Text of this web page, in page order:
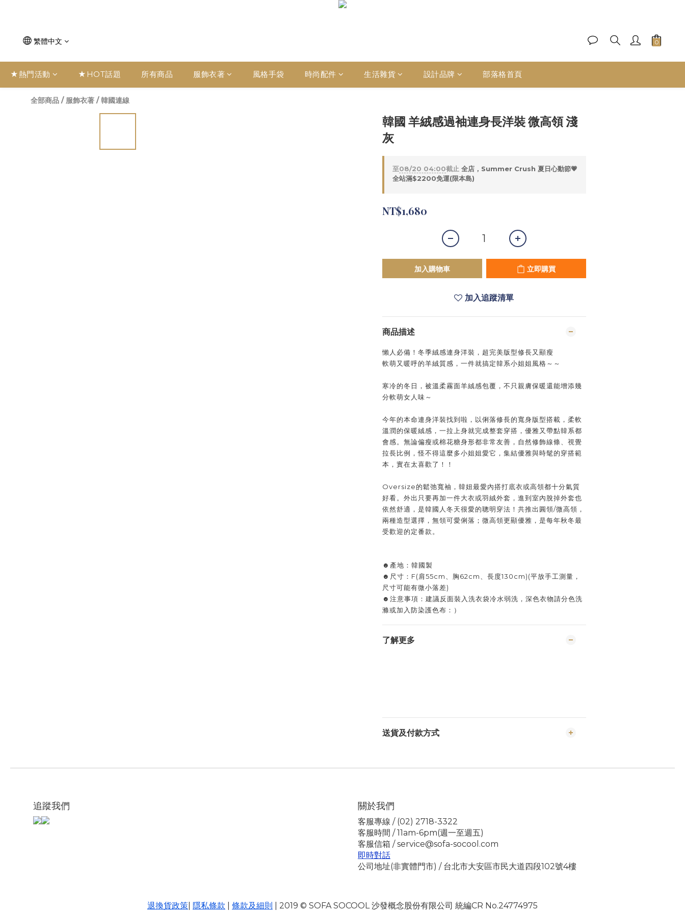
繁體中文
★熱門活動 ★HOT話題 所有商品 服飾衣著 風格手袋 時尚配件 生活雜貨 設計品牌 部落格首頁
全部商品 / 服飾衣著 /韓國連線
韓國 羊絨感過袖連身長洋裝 微高領 淺
灰
至08/20 04:00截止 全店，Summer Crush 夏日心動節💗
全站滿$2200免運(限本島)
NT$1,680
加入購物車 立即購買
加入追蹤清單
商品描述
懶人必備！冬季絨感連身洋裝，超完美版型修長又顯瘦
軟萌又暖呼的羊絨質感，一件就搞定韓系小姐姐風格～～
寒冷的冬日，被溫柔霧面羊絨感包覆，不只親膚保暖還能增添幾
分軟萌女人味～
今年的本命連身洋裝找到啦，以俐落修長的寬身版型搭載，柔軟
溫潤的保暖絨感，一拉上身就完成整套穿搭，優雅又帶點韓系都
會感。無論偏瘦或棉花糖身形都非常友善，自然修飾線條、視覺
拉長比例，怪不得這麼多小姐姐愛它，集結優雅與時髦的穿搭範
本，實在太喜歡了！！
Oversize的鬆弛寬袖，韓妞最愛內搭打底衣或高領都十分氣質
好看。外出只要再加一件大衣或羽絨外套，進到室內脫掉外套也
依然舒適，是韓國人冬天很愛的聰明穿法！共推出圓領/微高領，
兩種造型選擇，無領可愛俐落；微高領更顯優雅，是每年秋冬最
受歡迎的定番款。
☻產地：韓國製
☻尺寸：F(肩55cm、胸62cm、長度130cm)(平放手工測量，
尺寸可能有微小落差)
☻注意事項：建議反面裝入洗衣袋冷水弱洗，深色衣物請分色洗
滌或加入防染護色布：）
了解更多
送貨及付款方式
追蹤我們 關於我們
客服專線 / (02) 2718-3322
客服時間 / 11am-6pm(週一至週五)
客服信箱 / service@sofa-socool.com
即時對話
公司地址(非實體門市) / 台北市大安區市民大道四段102號4樓
退換貨政策 隱私條款 條款及細則 | 2019 © SOFA SOCOOL 沙發概念股份有限公司 統編CR No.24774975